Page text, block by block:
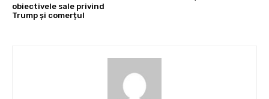
obiectivele sale privind
Trump și comerțul